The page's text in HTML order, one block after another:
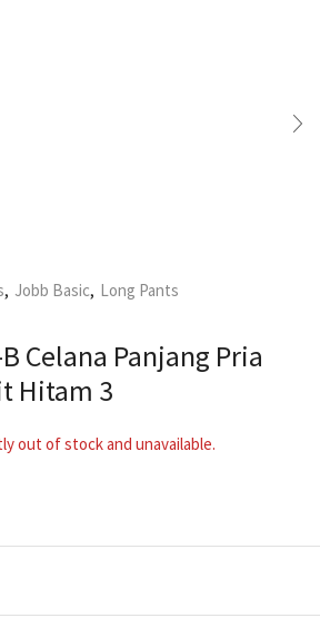
, Jobb Basic, Long Pants
Celana Panjang Pria
Hitam 3
out of stock and unavailable.